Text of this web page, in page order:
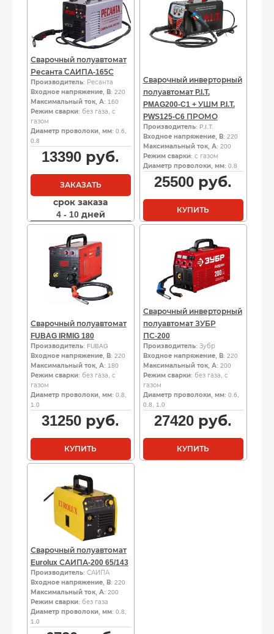
Сварочный полуавтомат
Ресанта САИПА-165С
Производитель: Ресанта
Входное напряжение, В: 220
Максимальный ток, А: 160
Режим сварки: без газа, с
газом
Диаметр проволоки, мм: 0.6,
0.8
13390 руб.
ЗАКАЗАТЬ
срок заказа
4 - 10 дней
Сварочный инверторный
полуавтомат P.I.T.
PMAG200-C1 + УШМ P.I.T.
PWS125-C6 ПРОМО
Производитель: P.I.T.
Входное напряжение, В: 220
Максимальный ток, А: 200
Режим сварки: с газом
Диаметр проволоки, мм: 0.8
25500 руб.
КУПИТЬ
Сварочный полуавтомат
FUBAG IRMIG 180
Производитель: FUBAG
Входное напряжение, В: 220
Максимальный ток, А: 180
Режим сварки: без газа, с
газом
Диаметр проволоки, мм: 0.8,
1.0
31250 руб.
КУПИТЬ
Сварочный инверторный
полуавтомат ЗУБР
ПС-200
Производитель: Зубр
Входное напряжение, В: 220
Максимальный ток, А: 200
Режим сварки: без газа, с
газом
Диаметр проволоки, мм: 0.6,
0.8, 1.0
27420 руб.
КУПИТЬ
Сварочный полуавтомат
Eurolux САИПА-200 65/143
Производитель: САИПА
Входное напряжение, В: 220
Максимальный ток, А: 200
Режим сварки: без газа
Диаметр проволоки, мм: 0.8,
1.0